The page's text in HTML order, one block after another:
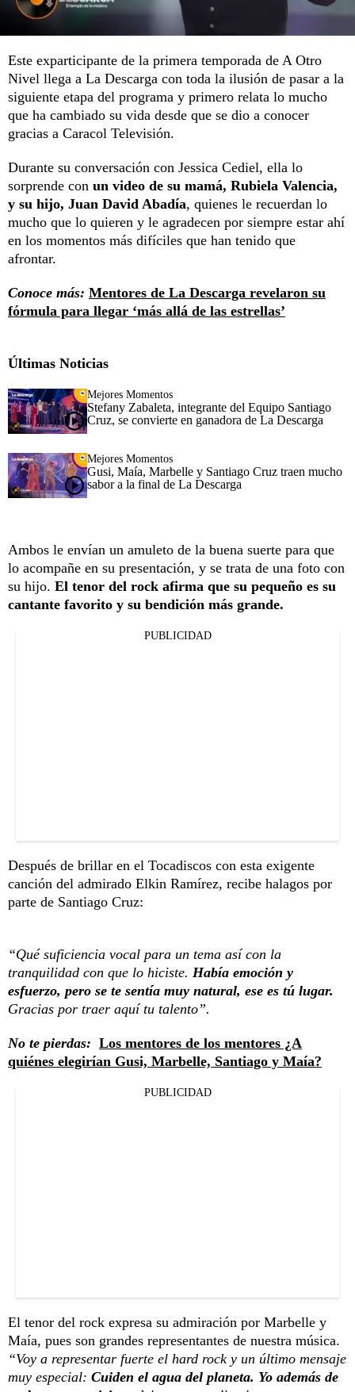
Este exparticipante de la primera temporada de A Otro
Nivel llega a La Descarga con toda la ilusión de pasar a la
siguiente etapa del programa y primero relata lo mucho
que ha cambiado su vida desde que se dio a conocer
gracias a Caracol Televisión.
Durante su conversación con Jessica Cediel, ella lo
sorprende con un video de su mamá, Rubiela Valencia,
y su hijo, Juan David Abadía, quienes le recuerdan lo
mucho que lo quieren y le agradecen por siempre estar ahí
en los momentos más difíciles que han tenido que
afrontar.
Conoce más: Mentores de La Descarga revelaron su
fórmula para llegar ‘más allá de las estrellas’
Últimas Noticias
Mejores Momentos
Stefany Zabaleta, integrante del Equipo Santiago
Cruz, se convierte en ganadora de La Descarga
Mejores Momentos
Gusi, Maía, Marbelle y Santiago Cruz traen mucho
sabor a la final de La Descarga
Ambos le envían un amuleto de la buena suerte para que
lo acompañe en su presentación, y se trata de una foto con
su hijo. El tenor del rock afirma que su pequeño es su
cantante favorito y su bendición más grande.
PUBLICIDAD
Después de brillar en el Tocadiscos con esta exigente
canción del admirado Elkin Ramírez, recibe halagos por
parte de Santiago Cruz:
“Qué suficiencia vocal para un tema así con la
tranquilidad con que lo hiciste. Había emoción y
esfuerzo, pero se te sentía muy natural, ese es tú lugar.
Gracias por traer aquí tu talento”.
No te pierdas: Los mentores de los mentores ¿A
quiénes elegirían Gusi, Marbelle, Santiago y Maía?
PUBLICIDAD
El tenor del rock expresa su admiración por Marbelle y
Maía, pues son grandes representantes de nuestra música.
“Voy a representar fuerte el hard rock y un último mensaje
muy especial: Cuiden el agua del planeta. Yo además de